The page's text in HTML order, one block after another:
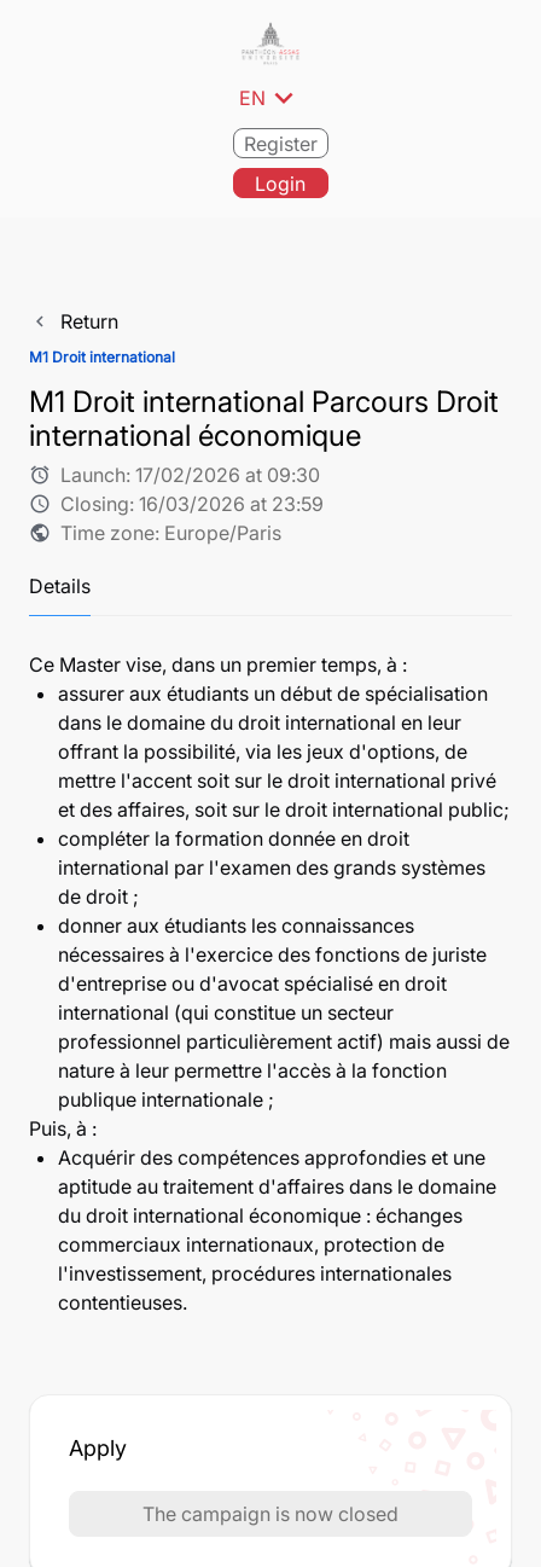
EN expand_more
Register
Login
navigate_before Return
M1 Droit international
M1 Droit international Parcours Droit
international économique
alarm Launch: 17/02/2026 at 09:30
schedule Closing: 16/03/2026 at 23:59
public Time zone: Europe/Paris
Details
Ce Master vise, dans un premier temps, à :
assurer aux étudiants un début de spécialisation
dans le domaine du droit international en leur
offrant la possibilité, via les jeux d'options, de
mettre l'accent soit sur le droit international privé
et des affaires, soit sur le droit international public;
compléter la formation donnée en droit
international par l'examen des grands systèmes
de droit ;
donner aux étudiants les connaissances
nécessaires à l'exercice des fonctions de juriste
d'entreprise ou d'avocat spécialisé en droit
international (qui constitue un secteur
professionnel particulièrement actif) mais aussi de
nature à leur permettre l'accès à la fonction
publique internationale ;
Puis, à :
Acquérir des compétences approfondies et une
aptitude au traitement d'affaires dans le domaine
du droit international économique : échanges
commerciaux internationaux, protection de
l'investissement, procédures internationales
contentieuses.
Apply
The campaign is now closed